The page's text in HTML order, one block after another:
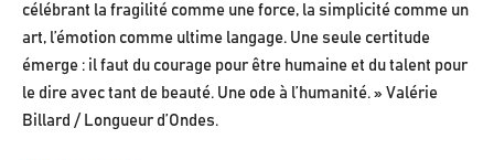
célébrant la fragilité comme une force, la simplicité comme un
art, l’émotion comme ultime langage. Une seule certitude
émerge : il faut du courage pour être humaine et du talent pour
le dire avec tant de beauté. Une ode à l’humanité. » Valérie
Billard / Longueur d’Ondes.